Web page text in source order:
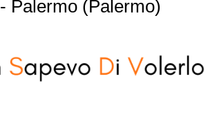
- Palermo (Palermo)